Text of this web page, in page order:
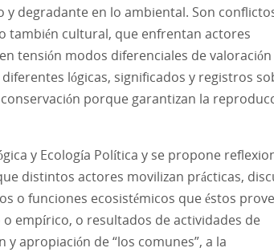
y degradante en lo ambiental. Son
también cultural, que enfrentan actores
tensión modos diferenciales de
lógicas, significados y registros
porque garantizan la
y Ecología Política y se propone
distintos actores movilizan prácticas,
o funciones ecosistémicos que éstos
empírico, o resultados de actividades de
apropiación de “los comunes”, a la